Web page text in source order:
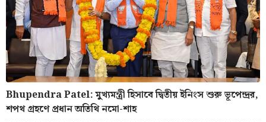
Bhupendra Patel: মুখ্যমন্ত্রী হিসাবে দ্বিতীয় ইনিংস শুরু ভূপেন্দ্রর,
শপথ গ্রহণে প্রধান অতিথি নমো-শাহ